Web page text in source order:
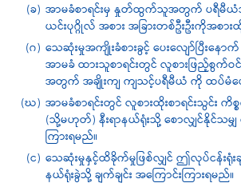
(ခ) အာမခံစာရင်းမှ နှုတ်ထွက်သူအတွက် ပရီမီယံ
ယင်းပုဂ္ဂိုလ် အစား အခြားတစ်ဦးဦးကိုအစာ
(ဂ) သေဆုံးမှုအကျိုးခံစားခွင့် ပေးလျော်ပြီးနေ
အာမခံ ထားသူစာရင်းတွင် လူစားဖြည့်စွက်ဝ
အတွက် အချိုးကျ ကျသင့်ပရီမီယံ ကို ထပ်မံပ
(ဃ) အာမခံစာရင်းတွင် လူစားထိုးစာရင်းသွင်း ကိ
(သို့မဟုတ်) နီးရာနယ်ရုံးသို့ စောလျှင်နိုင်သမျှ
ကြားရမည်။
(င) သေဆုံးမှုနှင့်ထိခိုက်မှုဖြစ်လျှင် ဤလုပ်ငန်းရုံး
နယ်ရုံးခွဲသို့ ချက်ချင်း အကြောင်းကြားရမည်။